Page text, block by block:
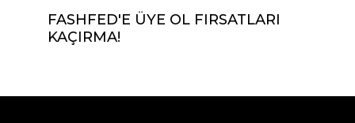
FASHFED'E ÜYE OL FIRSATLARI
KAÇIRMA!